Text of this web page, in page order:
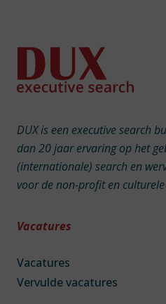
DUX is een executive search
dan 20 jaar ervaring op het
(internationale) search en
voor de non-profit en culturele
Vacatures
Vacatures
Vervulde vacatures